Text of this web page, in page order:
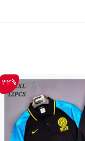
34%